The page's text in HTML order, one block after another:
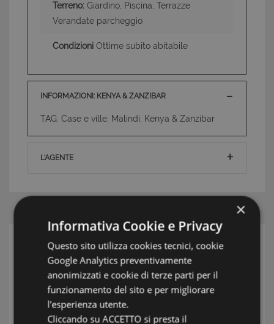
Terreno: Giardino, Piscina, Terrazze
Verandate parcheggio
Condizioni Ottime subito abitabile
INFORMAZIONI: KENYA & ZANZIBAR
TAG: Case e ville, Malindi, Kenya & Zanzibar
L'AGENTE
RICERCA
Località
×
Informativa Cookie e Privacy
Questo sito utilizza cookies tecnici, cookie
Google Analytics preventivamente
anonimizzati e cookie di terze parti per il
funzionamento del sito e per migliorare
l'esperienza utente.
Cliccando su ACCETTO si presta il